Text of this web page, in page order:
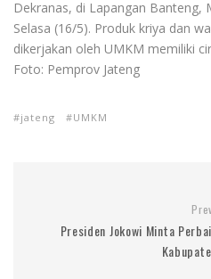
Dekranas, di Lapangan Banteng,
Selasa (16/5). Produk kriya dan
dikerjakan oleh UMKM memiliki
Foto: Pemprov Jateng
jateng UMKM
Presiden Jokowi Minta